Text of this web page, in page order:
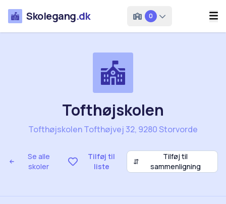
Skolegang.dk 0
Se alle
skoler
Tilføj til
liste
⇵
Tilføj til
sammenligning
Tofthøjskolen
Tofthøjskolen Tofthøjvej 32, 9280 Storvorde